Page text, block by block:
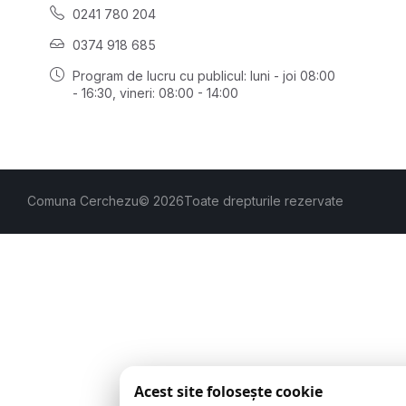
0241 780 204
0374 918 685
Program de lucru cu publicul: luni - joi 08:00
- 16:30 , vineri: 08:00 - 14:00
Comuna Cerchezu© 2026Toate drepturile rezervate
Acest site folosește cookie